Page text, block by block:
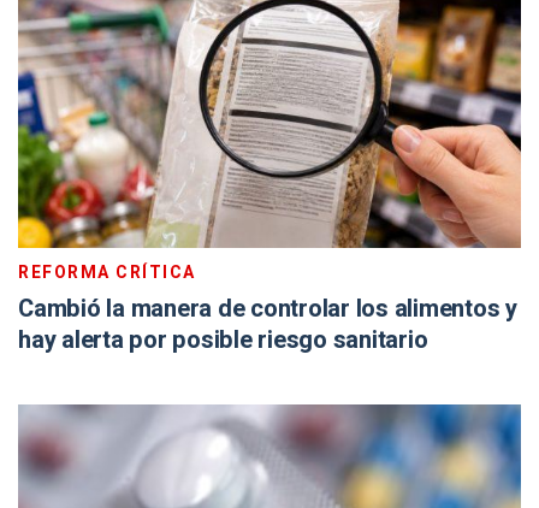
REFORMA CRÍTICA
Cambió la manera de controlar los alimentos y
hay alerta por posible riesgo sanitario